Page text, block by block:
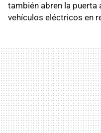
también abren la puerta
vehículos eléctricos en